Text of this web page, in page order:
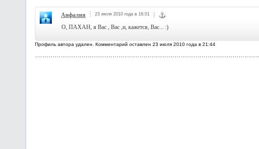
Анфалия 23 июля 2010 года в 16:01
О, ПАХАН, я Вас , Вас ,и, кажется, Вас... :)
Профиль автора удален. Комментарий оставлен 23 июля 2010 года в 21:44